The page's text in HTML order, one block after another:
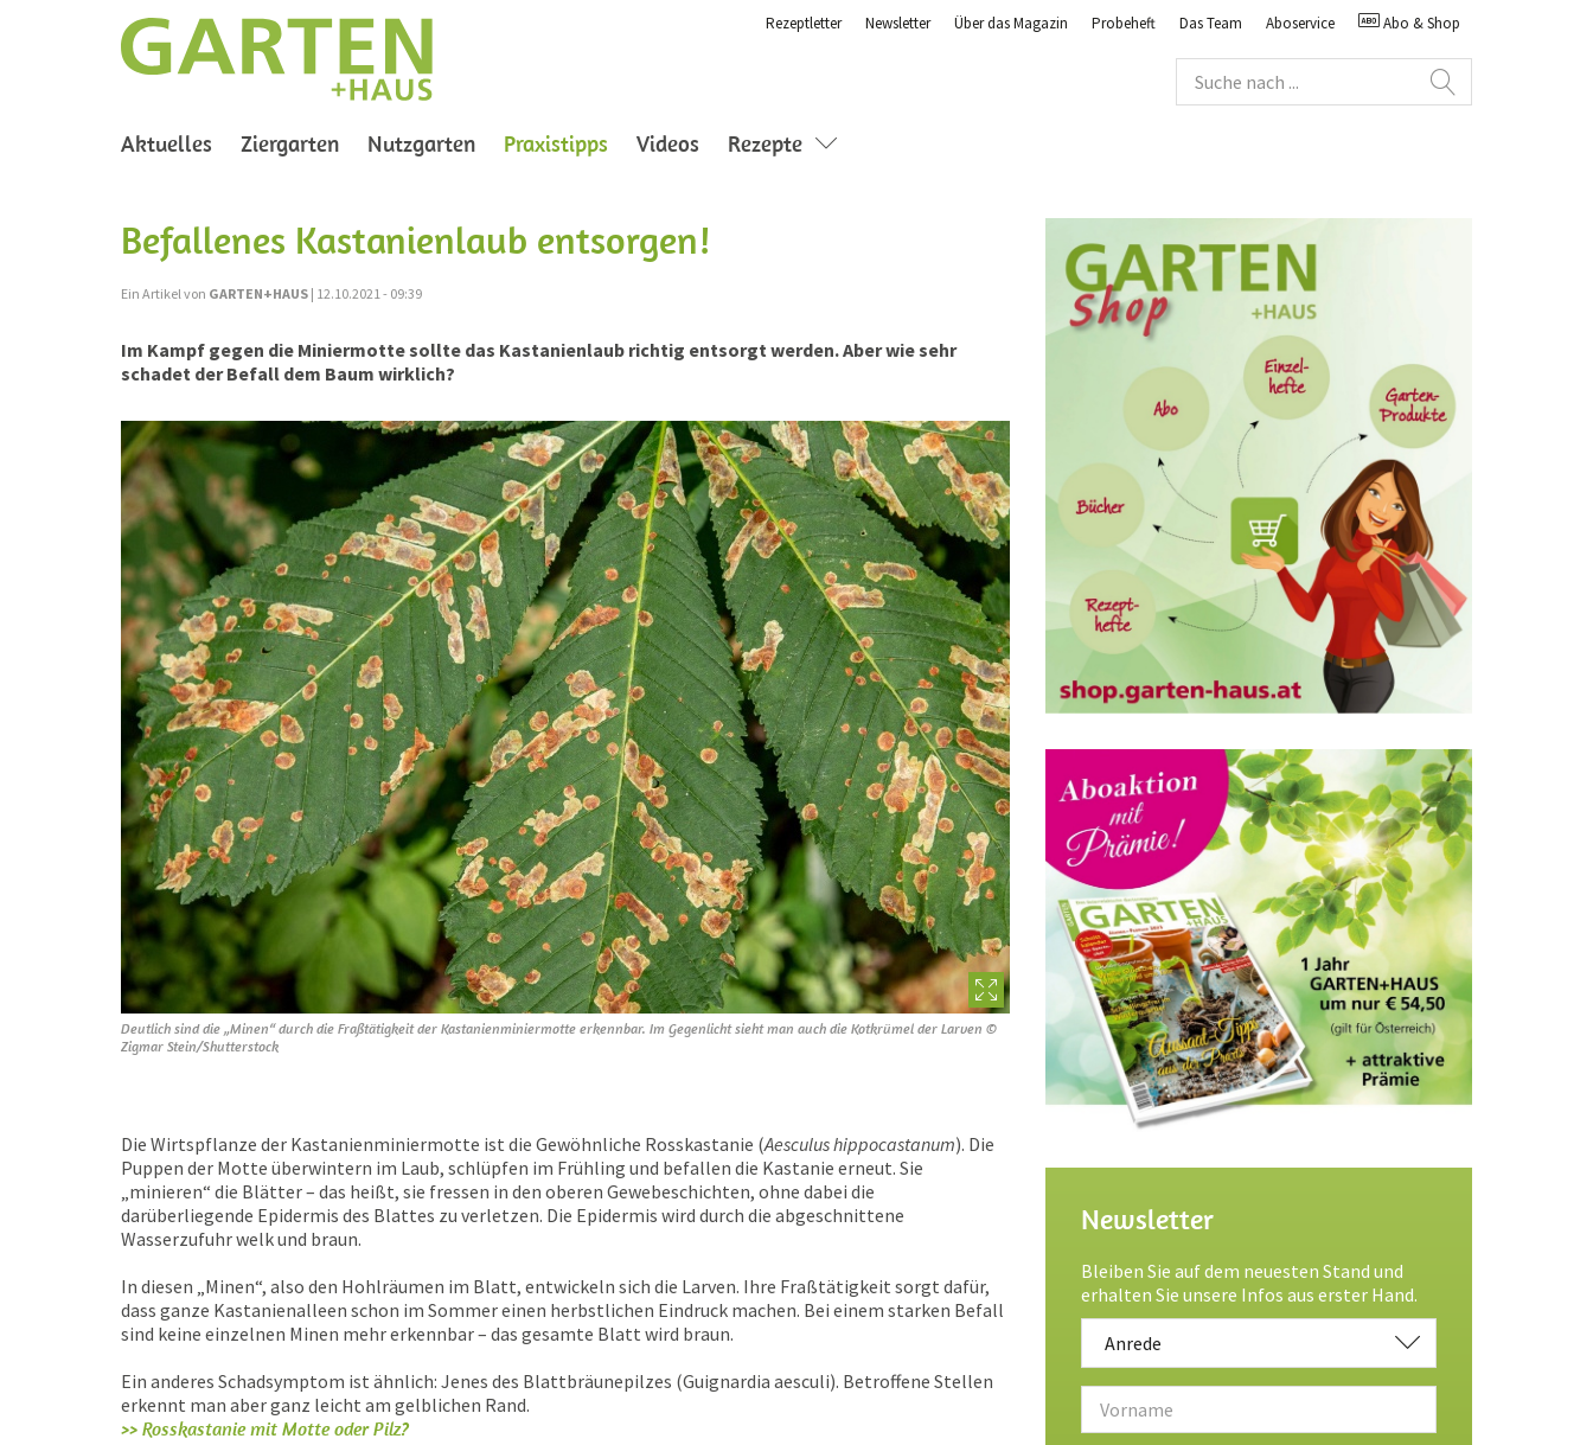
Rezeptletter Newsletter Über das Magazin Probeheft Das Team Aboservice Abo & Shop
Aktuelles Ziergarten Nutzgarten Praxistipps (current)
Videos Rezepte
Befallenes Kastanienlaub entsorgen!
Ein Artikel von GARTEN+HAUS | 12.10.2021 - 09:39
Im Kampf gegen die Miniermotte sollte das Kastanienlaub richtig entsorgt werden. Aber wie sehr
schadet der Befall dem Baum wirklich?
Deutlich sind die „Minen“ durch die Fraßtätigkeit der Kastanienminiermotte erkennbar. Im Gegenlicht sieht man auch die Kotkrümel der Larven ©
Zigmar Stein/Shutterstock
Die Wirtspflanze der Kastanienminiermotte ist die Gewöhnliche Rosskastanie (Aesculus hippocastanum). Die
Puppen der Motte überwintern im Laub, schlüpfen im Frühling und befallen die Kastanie erneut. Sie
„minieren“ die Blätter – das heißt, sie fressen in den oberen Gewebeschichten, ohne dabei die
darüberliegende Epidermis des Blattes zu verletzen. Die Epidermis wird durch die abgeschnittene
Wasserzufuhr welk und braun.
In diesen „Minen“, also den Hohlräumen im Blatt, entwickeln sich die Larven. Ihre Fraßtätigkeit sorgt dafür,
dass ganze Kastanienalleen schon im Sommer einen herbstlichen Eindruck machen. Bei einem starken Befall
sind keine einzelnen Minen mehr erkennbar – das gesamte Blatt wird braun.
Ein anderes Schadsymptom ist ähnlich: Jenes des Blattbräunepilzes (Guignardia aesculi). Betroffene Stellen
erkennt man aber ganz leicht am gelblichen Rand.
>> Rosskastanie mit Motte oder Pilz?
Newsletter
Bleiben Sie auf dem neuesten Stand und
erhalten Sie unsere Infos aus erster Hand.
Anrede